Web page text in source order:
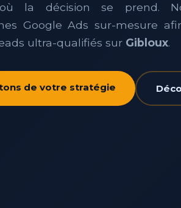
la décision se prend.
Google Ads sur-mesure
ultra-qualifiés sur Gibloux.
de votre stratégie